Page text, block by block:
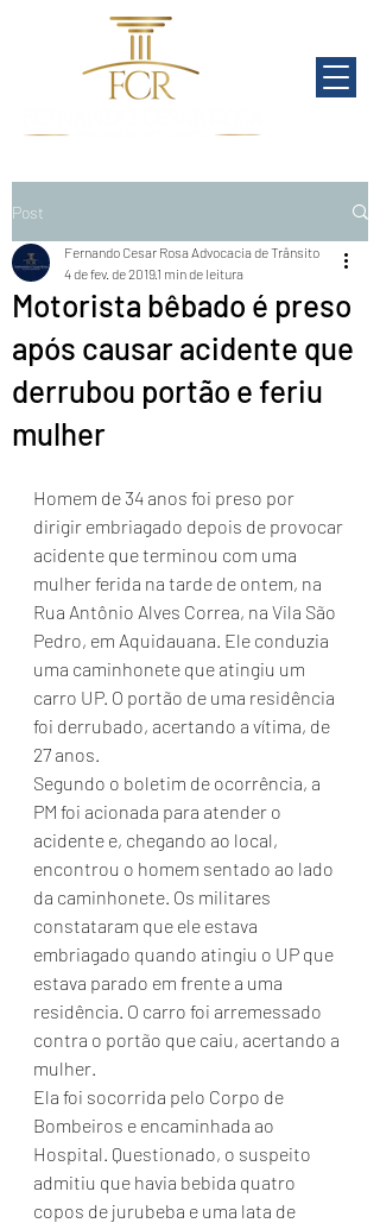
Post
Motorista bêbado é preso
após causar acidente que
derrubou portão e feriu
mulher
Fernando Cesar Rosa Advocacia de Trânsito
4 de fev. de 20191 min de leitura
Homem de 34 anos foi preso por
dirigir embriagado depois de provocar
acidente que terminou com uma
mulher ferida na tarde de ontem, na
Rua Antônio Alves Correa, na Vila São
Pedro, em Aquidauana. Ele conduzia
uma caminhonete que atingiu um
carro UP. O portão de uma residência
foi derrubado, acertando a vítima, de
27 anos.
Segundo o boletim de ocorrência, a
PM foi acionada para atender o
acidente e, chegando ao local,
encontrou o homem sentado ao lado
da caminhonete. Os militares
constataram que ele estava
embriagado quando atingiu o UP que
estava parado em frente a uma
residência. O carro foi arremessado
contra o portão que caiu, acertando a
mulher.
Ela foi socorrida pelo Corpo de
Bombeiros e encaminhada ao
Hospital. Questionado, o suspeito
admitiu que havia bebida quatro
copos de jurubeba e uma lata de